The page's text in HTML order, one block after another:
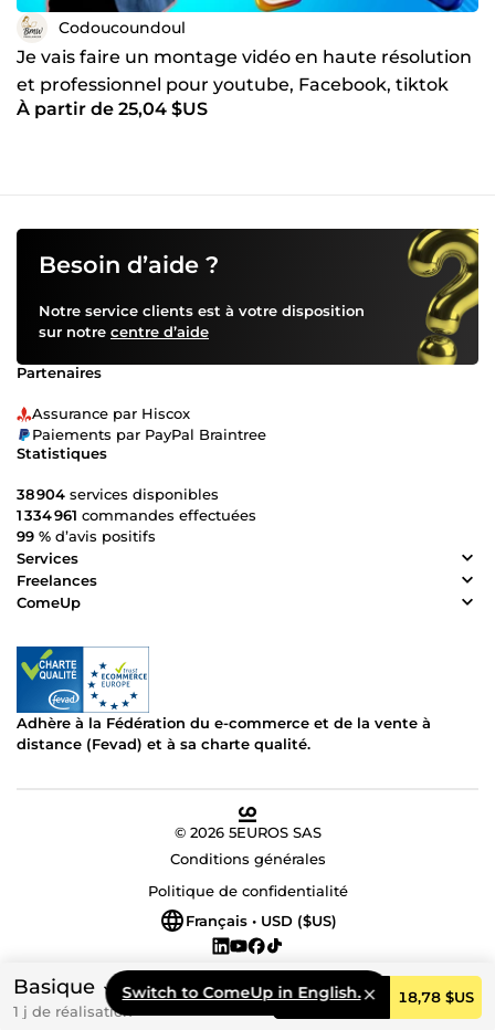
Basique
1 j de réalisation
Commander 18,78 $US
Codoucoundoul
Je vais faire un montage vidéo en haute résolution
et professionnel pour youtube, Facebook, tiktok
À partir de 25,04 $US
Switch to ComeUp in English.
Besoin d’aide ?
Notre service clients est à votre disposition
sur notre centre d’aide
Partenaires
Assurance par Hiscox
Paiements par PayPal Braintree
Statistiques
38 904 services disponibles
1 334 961 commandes effectuées
99 % d’avis positifs
Services
Freelances
ComeUp
Adhère à la Fédération du e-commerce et de la vente à
distance (Fevad) et à sa charte qualité.
© 2026 5EUROS SAS
Conditions générales
Politique de confidentialité
Français • USD ($US)